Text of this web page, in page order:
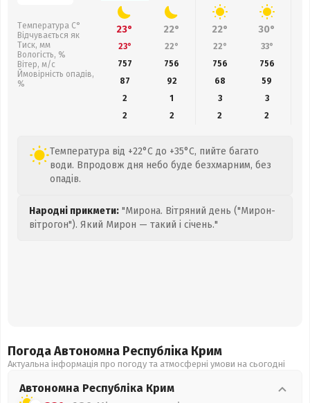
Температура С°
Відчувається як
Тиск, мм
Вологість, %
Вітер, м/с
Ймовірність опадів,
%
23° 22° 22° 30°
23° 22° 22° 33°
757
756 756 756
87
92 68 59
2
1 3
3
2
2 2 2
Температура від +22°C до +35°C, пийте багато
води. Впродовж дня небо буде безхмарним, без
опадів.
Народні прикмети: "Мирона. Вітряний день ("Мирон-
вітрогон"). Який Мирон — такий і січень."
Погода Автономна Республіка Крим
Актуальна інформація про погоду та атмосферні умови на сьогодні
Автономна Республіка Крим